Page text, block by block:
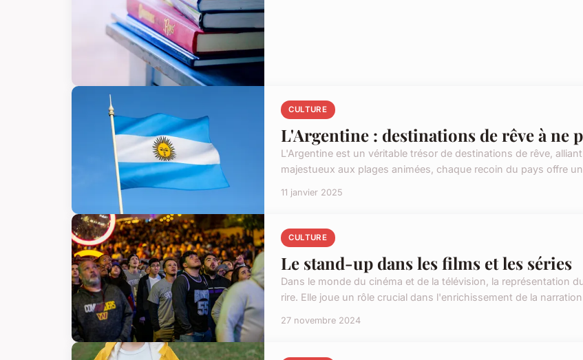
CULTURE
L'Argentine : destinations de rêve à ne
L'Argentine est un véritable trésor de destinations de rêve,
majestueux aux plages animées, chaque recoin du pays offre
11 janvier 2025
CULTURE
Le stand-up dans les films et les séries
Dans le monde du cinéma et de la télévision, la représentation
rire. Elle joue un rôle crucial dans l'enrichissement de la
27 novembre 2024